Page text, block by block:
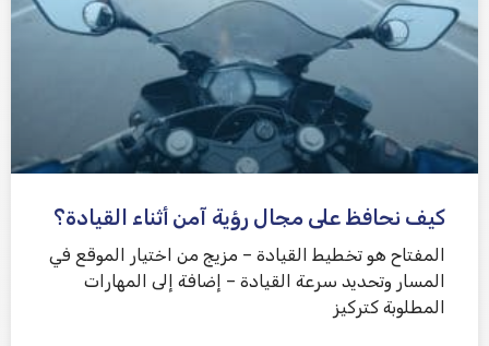
كيف نحافظ على مجال رؤية آمن أثناء القيادة؟
المفتاح هو تخطيط القيادة – مزيج من اختيار الموقع في
المسار وتحديد سرعة القيادة – إضافة إلى المهارات
المطلوبة كتركيز